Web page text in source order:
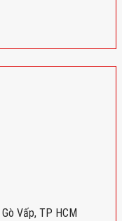
Vấp, TP HCM